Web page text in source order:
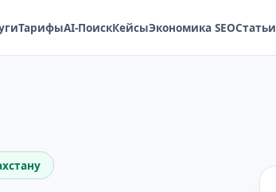
ТарифыAI-ПоискКейсыЭкономика SEOСтатьи